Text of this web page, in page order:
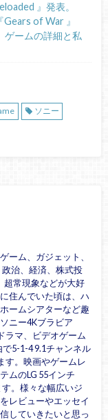
』発表。
of War 』
ゲームの詳細と私
ソニー
ーム、ガジェット、
治、経済、株式投
超常現象などが大好
住んでいた頃は、ハ
ームシアターなど趣
ニー4Kブラビア
ラマ、ビデオゲーム
5-1-4 9.1チャンネル
す。映画やゲームレ
ムのLG 55インチ
。様々な幅広いジ
レビューやエッセイ
していきたいと思っ